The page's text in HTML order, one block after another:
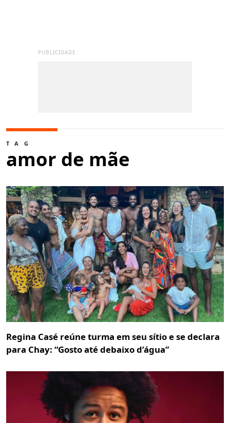
PUBLICIDADE
TAG
amor de mãe
Regina Casé reúne turma em seu sítio e se declara
para Chay: “Gosto até debaixo d’água”